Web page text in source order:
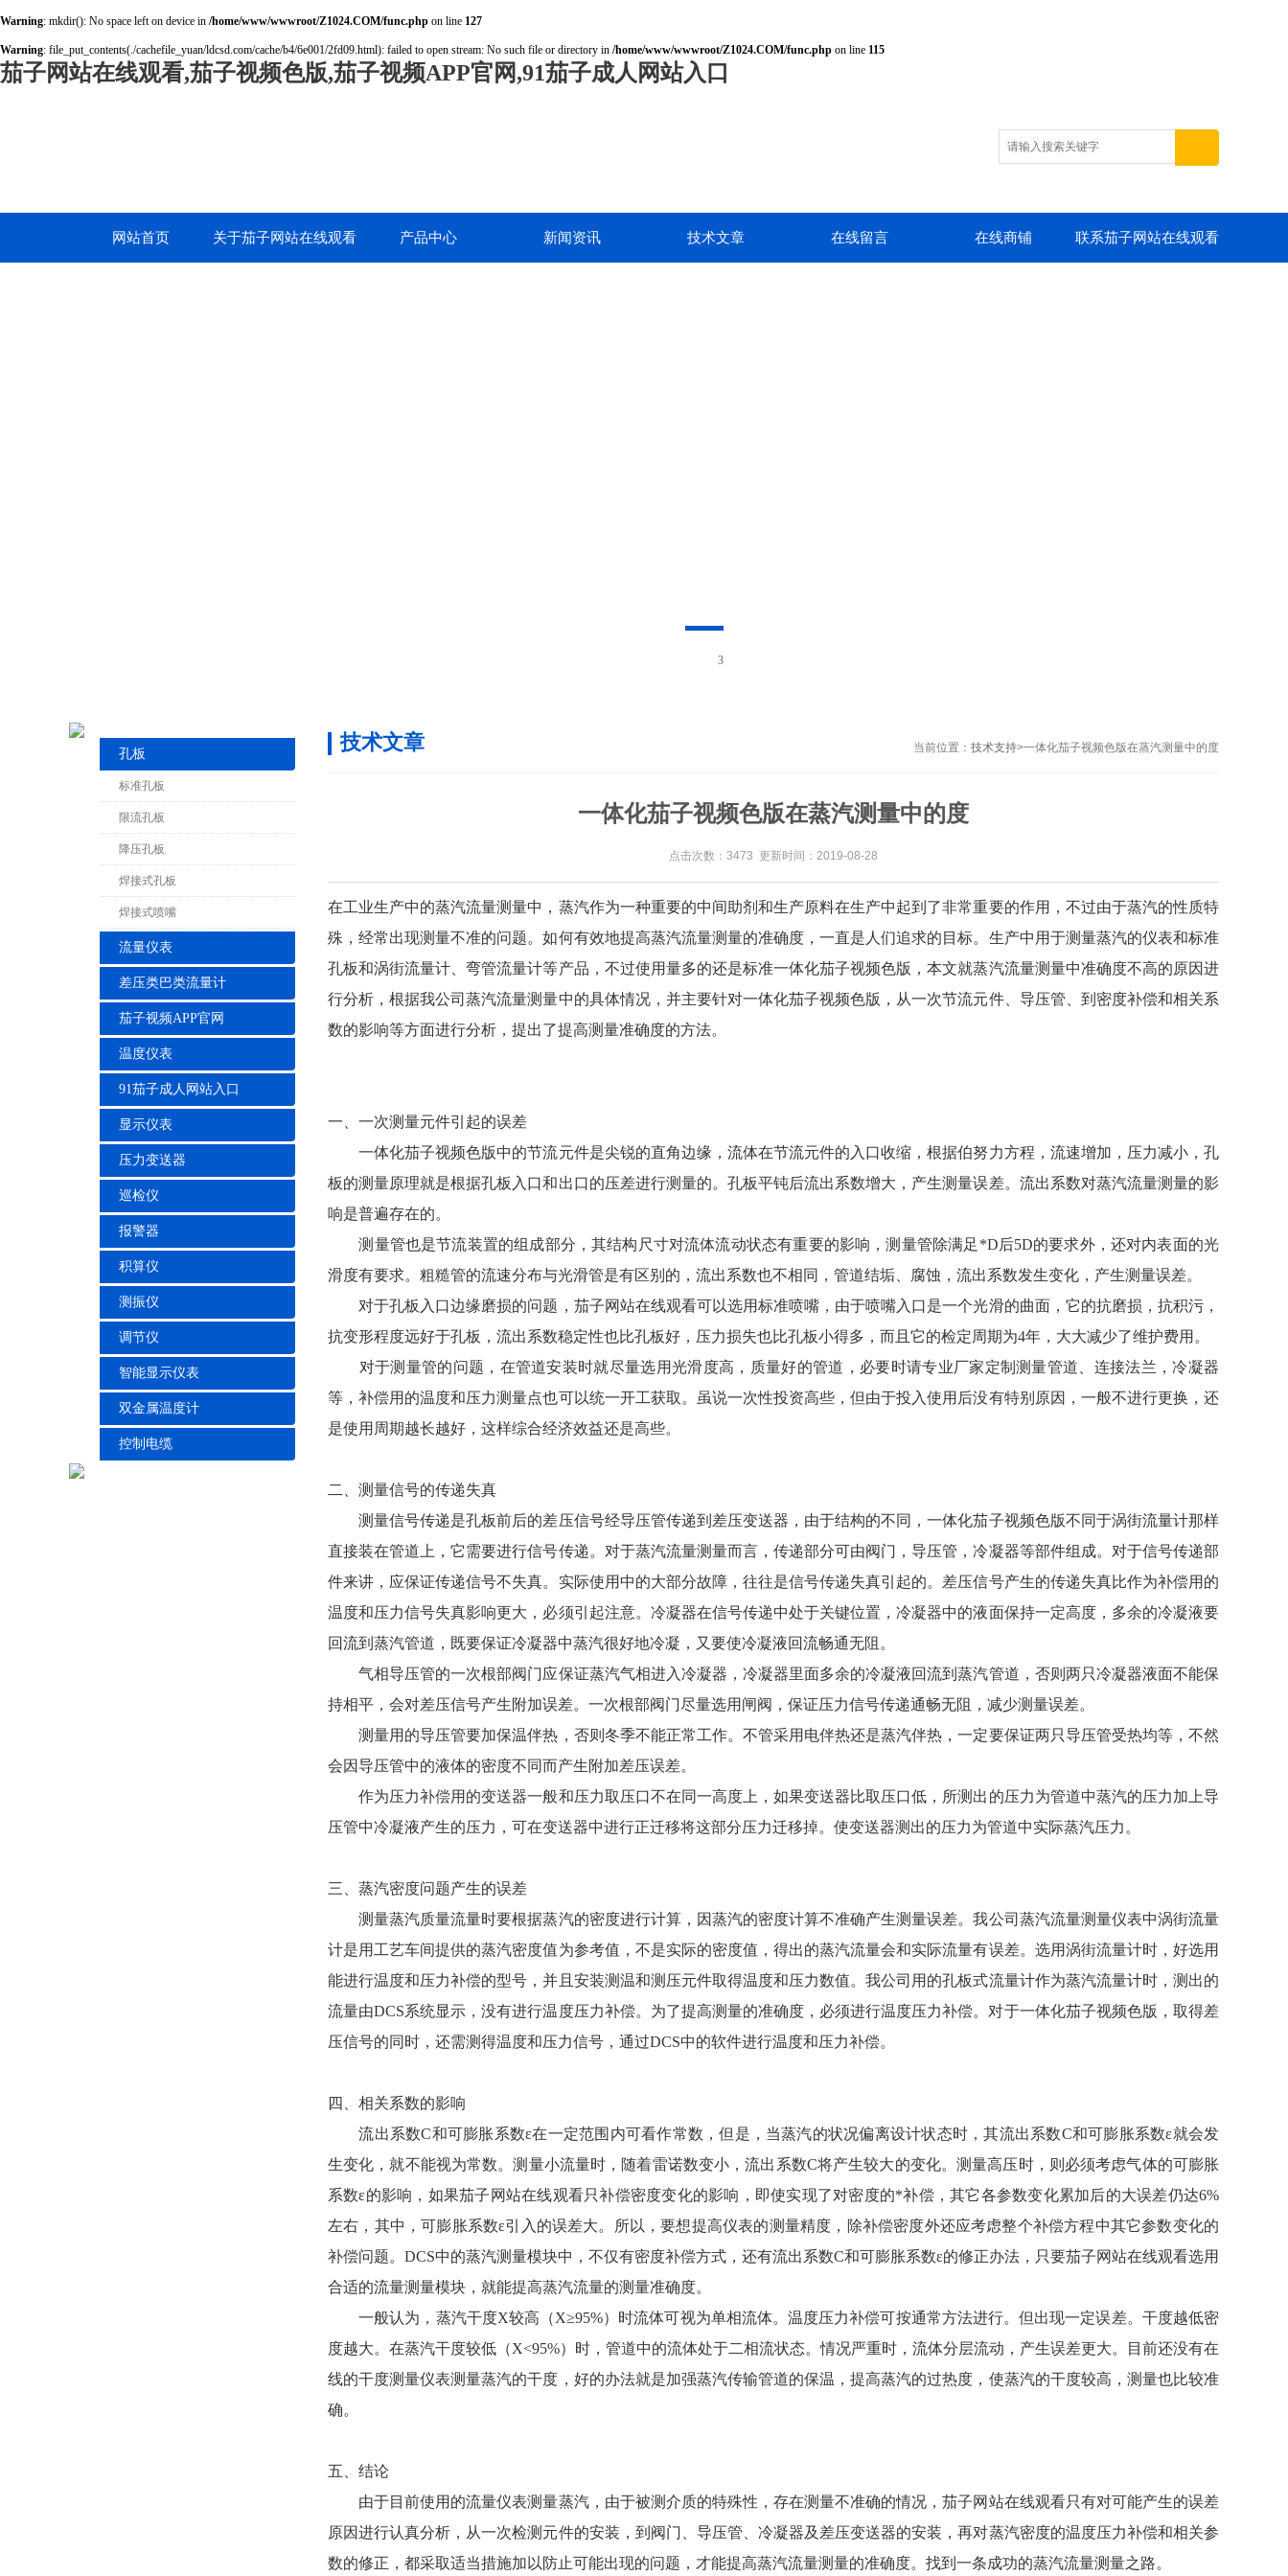
Warning: mkdir(): No space left on device in /home/www/wwwroot/Z1024.COM/func.php on line 127
Warning: file_put_contents(./cachefile_yuan/ldcsd.com/cache/b4/6e001/2fd09.html): failed to open stream: No such file or directory in /home/www/wwwroot/Z1024.COM/func.php on line 115
茄子网站在线观看,茄子视频色版,茄子视频APP官网,91茄子成人网站入口
网站首页 关于茄子网站在线观看 产品中心 新闻资讯 技术文章 在线留言 在线商铺 联系茄子网站在线观看
孔板
标准孔板
限流孔板
降压孔板
焊接式孔板
焊接式喷嘴
流量仪表
差压类巴类流量计
茄子视频APP官网
温度仪表
91茄子成人网站入口
显示仪表
压力变送器
巡检仪
报警器
积算仪
测振仪
调节仪
智能显示仪表
双金属温度计
控制电缆
当前位置： 技术支持>一体化茄子视频色版在蒸汽测量中的度
技术文章
一体化茄子视频色版在蒸汽测量中的度
点击次数：3473 更新时间：2019-08-28
在工业生产中的蒸汽流量测量中，蒸汽作为一种重要的中间助剂和生产原料在生产中起到了非常重要的作用，不过由于蒸汽的性质特
殊，经常出现测量不准的问题。如何有效地提高蒸汽流量测量的准确度，一直是人们追求的目标。生产中用于测量蒸汽的仪表和标准
孔板和涡街流量计、弯管流量计等产品，不过使用量多的还是标准一体化茄子视频色版，本文就蒸汽流量测量中准确度不高的原因进
行分析，根据我公司蒸汽流量测量中的具体情况，并主要针对一体化茄子视频色版，从一次节流元件、导压管、到密度补偿和相关系
数的影响等方面进行分析，提出了提高测量准确度的方法。
一、一次测量元件引起的误差
一体化茄子视频色版中的节流元件是尖锐的直角边缘，流体在节流元件的入口收缩，根据伯努力方程，流速增加，压力减小，孔
板的测量原理就是根据孔板入口和出口的压差进行测量的。孔板平钝后流出系数增大，产生测量误差。流出系数对蒸汽流量测量的影
响是普遍存在的。
测量管也是节流装置的组成部分，其结构尺寸对流体流动状态有重要的影响，测量管除满足*D后5D的要求外，还对内表面的光
滑度有要求。粗糙管的流速分布与光滑管是有区别的，流出系数也不相同，管道结垢、腐蚀，流出系数发生变化，产生测量误差。
对于孔板入口边缘磨损的问题，茄子网站在线观看可以选用标准喷嘴，由于喷嘴入口是一个光滑的曲面，它的抗磨损，抗积污，
抗变形程度远好于孔板，流出系数稳定性也比孔板好，压力损失也比孔板小得多，而且它的检定周期为4年，大大减少了维护费用。
对于测量管的问题，在管道安装时就尽量选用光滑度高，质量好的管道，必要时请专业厂家定制测量管道、连接法兰，冷凝器
等，补偿用的温度和压力测量点也可以统一开工获取。虽说一次性投资高些，但由于投入使用后没有特别原因，一般不进行更换，还
是使用周期越长越好，这样综合经济效益还是高些。
二、测量信号的传递失真
测量信号传递是孔板前后的差压信号经导压管传递到差压变送器，由于结构的不同，一体化茄子视频色版不同于涡街流量计那样
直接装在管道上，它需要进行信号传递。对于蒸汽流量测量而言，传递部分可由阀门，导压管，冷凝器等部件组成。对于信号传递部
件来讲，应保证传递信号不失真。实际使用中的大部分故障，往往是信号传递失真引起的。差压信号产生的传递失真比作为补偿用的
温度和压力信号失真影响更大，必须引起注意。冷凝器在信号传递中处于关键位置，冷凝器中的液面保持一定高度，多余的冷凝液要
回流到蒸汽管道，既要保证冷凝器中蒸汽很好地冷凝，又要使冷凝液回流畅通无阻。
气相导压管的一次根部阀门应保证蒸汽气相进入冷凝器，冷凝器里面多余的冷凝液回流到蒸汽管道，否则两只冷凝器液面不能保
持相平，会对差压信号产生附加误差。一次根部阀门尽量选用闸阀，保证压力信号传递通畅无阻，减少测量误差。
测量用的导压管要加保温伴热，否则冬季不能正常工作。不管采用电伴热还是蒸汽伴热，一定要保证两只导压管受热均等，不然
会因导压管中的液体的密度不同而产生附加差压误差。
作为压力补偿用的变送器一般和压力取压口不在同一高度上，如果变送器比取压口低，所测出的压力为管道中蒸汽的压力加上导
压管中冷凝液产生的压力，可在变送器中进行正迁移将这部分压力迁移掉。使变送器测出的压力为管道中实际蒸汽压力。
三、蒸汽密度问题产生的误差
测量蒸汽质量流量时要根据蒸汽的密度进行计算，因蒸汽的密度计算不准确产生测量误差。我公司蒸汽流量测量仪表中涡街流量
计是用工艺车间提供的蒸汽密度值为参考值，不是实际的密度值，得出的蒸汽流量会和实际流量有误差。选用涡街流量计时，好选用
能进行温度和压力补偿的型号，并且安装测温和测压元件取得温度和压力数值。我公司用的孔板式流量计作为蒸汽流量计时，测出的
流量由DCS系统显示，没有进行温度压力补偿。为了提高测量的准确度，必须进行温度压力补偿。对于一体化茄子视频色版，取得差
压信号的同时，还需测得温度和压力信号，通过DCS中的软件进行温度和压力补偿。
四、相关系数的影响
流出系数C和可膨胀系数ε在一定范围内可看作常数，但是，当蒸汽的状况偏离设计状态时，其流出系数C和可膨胀系数ε就会发
生变化，就不能视为常数。测量小流量时，随着雷诺数变小，流出系数C将产生较大的变化。测量高压时，则必须考虑气体的可膨胀
系数ε的影响，如果茄子网站在线观看只补偿密度变化的影响，即使实现了对密度的*补偿，其它各参数变化累加后的大误差仍达6%
左右，其中，可膨胀系数ε引入的误差大。所以，要想提高仪表的测量精度，除补偿密度外还应考虑整个补偿方程中其它参数变化的
补偿问题。DCS中的蒸汽测量模块中，不仅有密度补偿方式，还有流出系数C和可膨胀系数ε的修正办法，只要茄子网站在线观看选用
合适的流量测量模块，就能提高蒸汽流量的测量准确度。
一般认为，蒸汽干度X较高（X≥95%）时流体可视为单相流体。温度压力补偿可按通常方法进行。但出现一定误差。干度越低密
度越大。在蒸汽干度较低（X<95%）时，管道中的流体处于二相流状态。情况严重时，流体分层流动，产生误差更大。目前还没有在
线的干度测量仪表测量蒸汽的干度，好的办法就是加强蒸汽传输管道的保温，提高蒸汽的过热度，使蒸汽的干度较高，测量也比较准
确。
五、结论
由于目前使用的流量仪表测量蒸汽，由于被测介质的特殊性，存在测量不准确的情况，茄子网站在线观看只有对可能产生的误差
原因进行认真分析，从一次检测元件的安装，到阀门、导压管、冷凝器及差压变送器的安装，再对蒸汽密度的温度压力补偿和相关参
数的修正，都采取适当措施加以防止可能出现的问题，才能提高蒸汽流量测量的准确度。找到一条成功的蒸汽流量测量之路。